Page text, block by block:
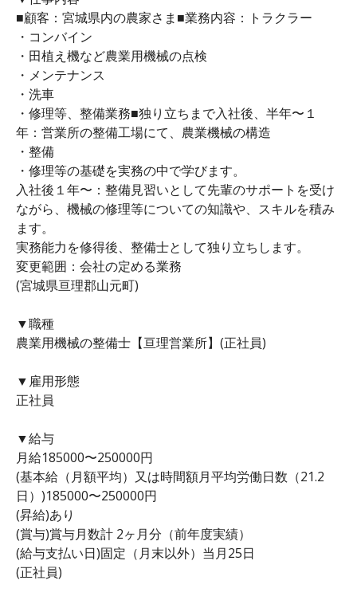
■顧客：宮城県内の農家さま■業務内容：トラクラー
・コンバイン
・田植え機など農業用機械の点検
・メンテナンス
・洗車
・修理等、整備業務■独り立ちまで入社後、半年〜１
年：営業所の整備工場にて、農業機械の構造
・整備
・修理等の基礎を実務の中で学びます。
入社後１年〜：整備見習いとして先輩のサポートを受け
ながら、機械の修理等についての知識や、スキルを積み
ます。
実務能力を修得後、整備士として独り立ちします。
変更範囲：会社の定める業務
(宮城県亘理郡山元町)
▼職種
農業用機械の整備士【亘理営業所】(正社員)
▼雇用形態
正社員
▼給与
月給185000〜250000円
(基本給（月額平均）又は時間額月平均労働日数（21.2
日）)185000〜250000円
(昇給)あり
(賞与)賞与月数計 2ヶ月分（前年度実績）
(給与支払い日)固定（月末以外）当月25日
(正社員)